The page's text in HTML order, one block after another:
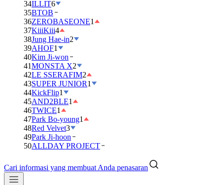
34ILLIT6
35BTOB
36ZEROBASEONE1
37KiiiKiii4
38Jung Hae-in2
39AHOF1
40Kim Ji-won
41MONSTA X2
42LE SSERAFIM2
43SUPER JUNIOR1
44KickFlip1
45AND2BLE1
46TWICE1
47Park Bo-young1
48Red Velvet3
49Park Ji-hoon
50ALLDAY PROJECT
Cari informasi yang membuat Anda penasaran